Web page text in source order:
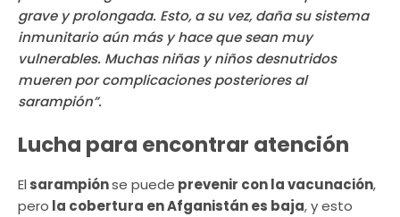
grave y prolongada. Esto, a su vez, daña su sistema
inmunitario aún más y hace que sean muy
vulnerables. Muchas niñas y niños desnutridos
mueren por complicaciones posteriores al
sarampión”.
Lucha para encontrar atención
El sarampiónse puede prevenir con la vacunación,
pero la cobertura en Afganistán es baja, y esto